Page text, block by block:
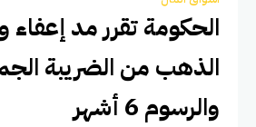
الحكومة تقرر مد إعفاء
الذهب من الضريبة
والرسوم 6 أشهر